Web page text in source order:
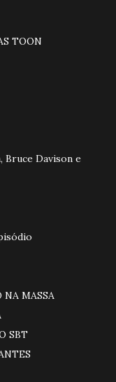
TOON
Davison e
NA MASSA
NO SBT